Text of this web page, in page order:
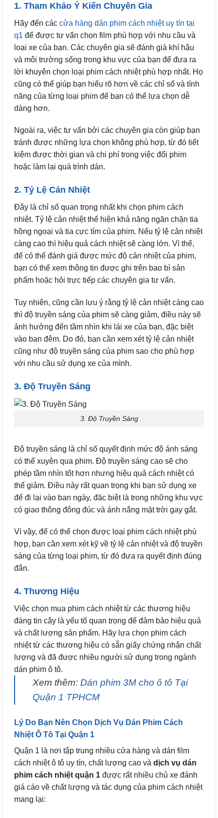
1. Tham Khảo Ý Kiến Chuyên Gia
Hãy đến các cửa hàng dán phim cách nhiệt uy tín tại
q1 để được tư vấn chọn film phù hợp với nhu cầu và
loại xe của bạn. Các chuyên gia sẽ đánh giá khí hậu
và môi trường sống trong khu vực của bạn để đưa ra
lời khuyên chọn loại phim cách nhiệt phù hợp nhất. Họ
cũng có thể giúp bạn hiểu rõ hơn về các chỉ số và tính
năng của từng loại phim để bạn có thể lựa chọn dễ
dàng hơn.
Ngoài ra, việc tư vấn bởi các chuyên gia còn giúp bạn
tránh được những lựa chọn không phù hợp, từ đó tiết
kiệm được thời gian và chi phí trong việc đổi phim
hoặc làm lại quá trình dán.
2. Tỷ Lệ Cản Nhiệt
Đây là chỉ số quan trọng nhất khi chọn phim cách
nhiệt. Tỷ lệ cản nhiệt thể hiện khả năng ngăn chặn tia
hồng ngoại và tia cực tím của phim. Nếu tỷ lệ cản nhiệt
càng cao thì hiệu quả cách nhiệt sẽ càng lớn. Vì thế,
để có thể đánh giá được mức độ cản nhiệt của phim,
bạn có thể xem thông tin được ghi trên bao bì sản
phẩm hoặc hỏi trực tiếp các chuyên gia tư vấn.
Tuy nhiên, cũng cần lưu ý rằng tỷ lệ cản nhiệt càng cao
thì độ truyền sáng của phim sẽ càng giảm, điều này sẽ
ảnh hưởng đến tầm nhìn khi lái xe của bạn, đặc biệt
vào ban đêm. Do đó, bạn cần xem xét tỷ lệ cản nhiệt
cũng như độ truyền sáng của phim sao cho phù hợp
với nhu cầu sử dụng xe của mình.
3. Độ Truyền Sáng
3. Độ Truyền Sáng
Độ truyền sáng là chỉ số quyết định mức độ ánh sáng
có thể xuyên qua phim. Độ truyền sáng cao sẽ cho
phép tầm nhìn tốt hơn nhưng hiệu quả cách nhiệt có
thể giảm. Điều này rất quan trọng khi bạn sử dụng xe
để đi lại vào ban ngày, đặc biệt là trong những khu vực
có giao thông đông đúc và ánh nắng mặt trời gay gắt.
Vì vậy, để có thể chọn được loại phim cách nhiệt phù
hợp, bạn cần xem xét kỹ về tỷ lệ cản nhiệt và độ truyền
sáng của từng loại phim, từ đó đưa ra quyết định đúng
đắn.
4. Thương Hiệu
Việc chọn mua phim cách nhiệt từ các thương hiệu
đáng tin cậy là yếu tố quan trọng để đảm bảo hiệu quả
và chất lượng sản phẩm. Hãy lựa chọn phim cách
nhiệt từ các thương hiệu có sẵn giấy chứng nhận chất
lượng và đã được nhiều người sử dụng trong ngành
dán phim ô tô.
Xem thêm: Dán phim 3M cho ô tô Tại
Quận 1 TPHCM
Lý Do Bạn Nên Chọn Dịch Vụ Dán Phim Cách
Nhiệt Ô Tô Tại Quận 1
Quận 1 là nơi tập trung nhiều cửa hàng và dán film
cách nhiệt ô tô uy tín, chất lượng cao và dịch vụ dán
phim cách nhiệt quận 1 được rất nhiều chủ xe đánh
giá cáo về chất lượng và tác dụng của phim cách nhiệt
mang lại: